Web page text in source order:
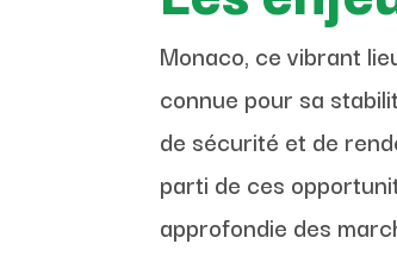
Monaco, ce vibrant
connue pour sa
de sécurité et de
parti de ces
approfondie des